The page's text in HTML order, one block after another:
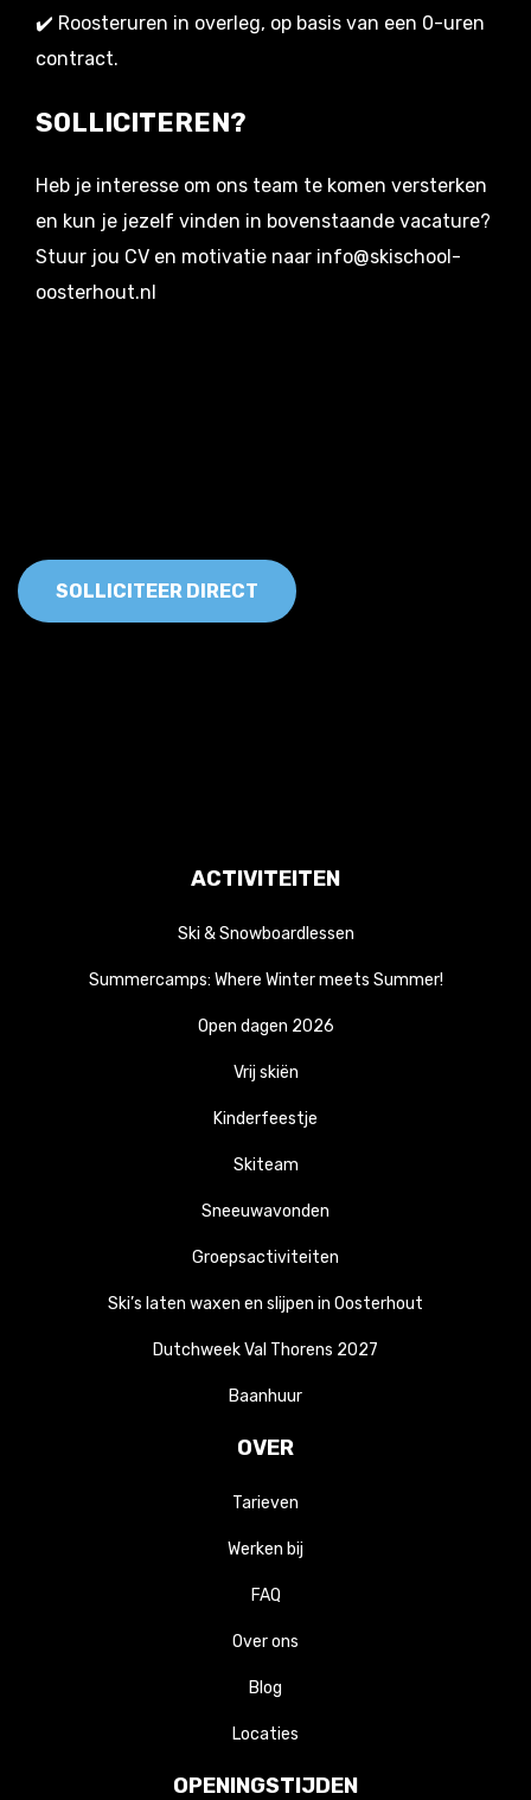
✔️ Roosteruren in overleg, op basis van een 0-uren
contract.
SOLLICITEREN?
Heb je interesse om ons team te komen versterken
en kun je jezelf vinden in bovenstaande vacature?
Stuur jou CV en motivatie naar info@skischool-
oosterhout.nl
SOLLICITEER DIRECT
ACTIVITEITEN
Ski & Snowboardlessen
Summercamps: Where Winter meets Summer!
Open dagen 2026
Vrij skiën
Kinderfeestje
Skiteam
Sneeuwavonden
Groepsactiviteiten
Ski’s laten waxen en slijpen in Oosterhout
Dutchweek Val Thorens 2027
Baanhuur
OVER
Tarieven
Werken bij
FAQ
Over ons
Blog
Locaties
OPENINGSTIJDEN